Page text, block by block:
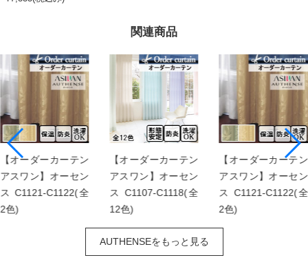
関連商品
【オーダーカーテン
アスワン】オーセン
ス C1121-C1122(全
2色)
【オーダーカーテン
アスワン】オーセン
ス C1107-C1118(全
12色)
【オーダーカーテン
アスワン】オーセン
ス C1121-C1122(全
2色)
AUTHENSEをもっと見る